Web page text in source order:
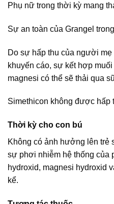
Phụ nữ trong thời kỳ mang
Sự an toàn của Grangel
Do sự hấp thu của người
khuyến cáo, sự kết hợp
magnesi có thể sẽ thải qua
Simethicon không được hấp
Thời kỳ cho con bú
Không có ảnh hưởng lên trẻ
sự phơi nhiễm hệ thống của
hydroxid, magnesi hydroxid
kể.